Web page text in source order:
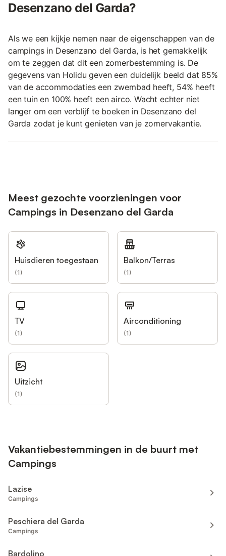
Desenzano del Garda?
Als we een kijkje nemen naar de eigenschappen van de
campings in Desenzano del Garda, is het gemakkelijk
om te zeggen dat dit een zomerbestemming is. De
gegevens van Holidu geven een duidelijk beeld dat 85%
van de accommodaties een zwembad heeft, 54% heeft
een tuin en 100% heeft een airco. Wacht echter niet
langer om een verblijf te boeken in Desenzano del
Garda zodat je kunt genieten van je zomervakantie.
Meest gezochte voorzieningen voor
Campings in Desenzano del Garda
Huisdieren toegestaan
(1)
Balkon/Terras
(1)
TV
(1)
Airconditioning
(1)
Uitzicht
(1)
Vakantiebestemmingen in de buurt met
Campings
Lazise
Campings
Peschiera del Garda
Campings
Bardolino